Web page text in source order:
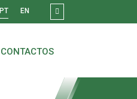
PT EN
CONTACTOS